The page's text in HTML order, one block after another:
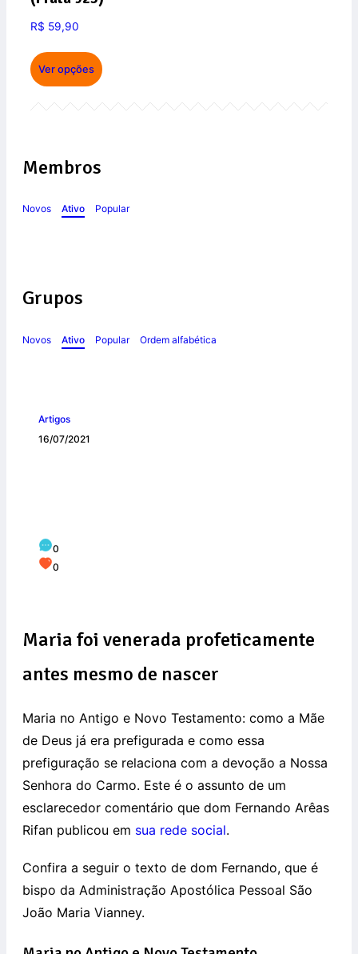
R$ 59,90
Ver opções
Membros
Novos Ativo Popular
Grupos
Novos Ativo Popular Ordem alfabética
Artigos
16/07/2021
0
0
Maria foi venerada profeticamente
antes mesmo de nascer
​Maria no Antigo e Novo Testamento: como a Mãe
de Deus já era prefigurada e como essa
prefiguração se relaciona com a devoção a Nossa
Senhora do Carmo. Este é o assunto de um
esclarecedor comentário que dom Fernando Arêas
Rifan ​publicou em sua rede social.
Confira a seguir o texto de dom Fernando, que é
bispo da Administração Apostólica Pessoal São
João Maria Vianney.